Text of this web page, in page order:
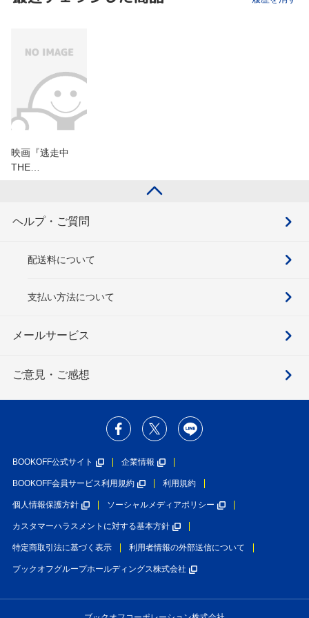
映画『逃走中
THE…
ヘルプ・ご質問
配送料について
支払い方法について
メールサービス
ご意見・ご感想
BOOKOFF公式サイト 企業情報
BOOKOFF会員サービス利用規約 利用規約
個人情報保護方針 ソーシャルメディアポリシー
カスタマーハラスメントに対する基本方針
特定商取引法に基づく表示 利用者情報の外部送信について
ブックオフグループホールディングス株式会社